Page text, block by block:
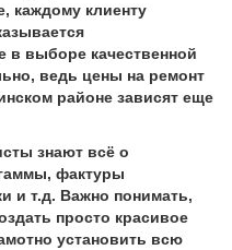
каждому клиенту
в выборе качественной
ведь цены на ремонт
районе зависят еще
знают всё о
фактуры
и т.д. Важно понимать,
просто красивое
установить всю